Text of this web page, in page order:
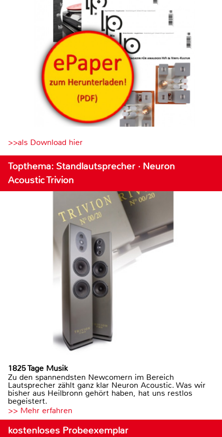
>>als Download hier
Topthema: Standlautsprecher · Neuron
Acoustic Trivion
1825 Tage Musik
Zu den spannendsten Newcomern im Bereich
Lautsprecher zählt ganz klar Neuron Acoustic. Was wir
bisher aus Heilbronn gehört haben, hat uns restlos
begeistert.
>> Mehr erfahren
kostenloses Probeexemplar